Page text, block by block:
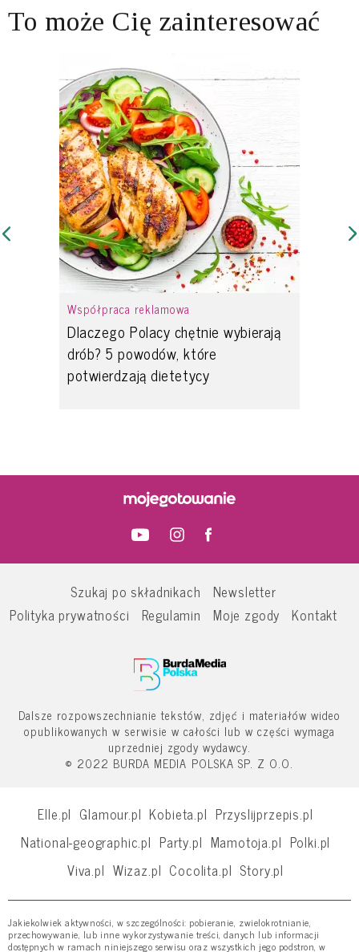
To może Cię zainteresować
Współpraca reklamowa
Dlaczego Polacy chętnie wybierają
drób? 5 powodów, które
potwierdzają dietetycy
Szukaj po składnikach
Newsletter
Polityka prywatności
Regulamin Moje zgody Kontakt
Dalsze rozpowszechnianie tekstów, zdjęć i materiałów wideo
opublikowanych w serwisie w całości lub w części wymaga
uprzedniej zgody wydawcy.
© 2022 BURDA MEDIA POLSKA SP. Z O.O.
Elle.pl Glamour.pl Kobieta.pl Przyslijprzepis.pl
National-geographic.pl Party.pl Mamotoja.pl Polki.pl
Viva.pl Wizaz.pl Cocolita.pl Story.pl
Jakiekolwiek aktywności, w szczególności: pobieranie, zwielokrotnianie,
przechowywanie, lub inne wykorzystywanie treści, danych lub informacji
dostępnych w ramach niniejszego serwisu oraz wszystkich jego podstron, w